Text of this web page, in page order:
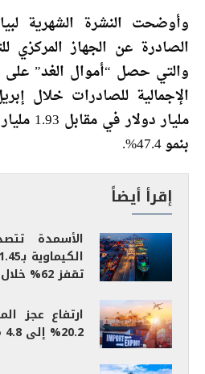
وأوضحت النشرة الشهرية
الصادرة عن الجهاز المركزي
والتي حصل “أموال الغد” على
بنمو 47.4%.
إقرأ أيضاً
الأسمدة
تقفز 62% خلال 5 أشهر
ارتفاع عجز
20.2% إلى 4.8 مليار دولار خلال أبريل